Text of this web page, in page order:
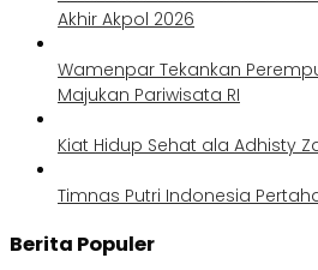
Akhir Akpol 2026
Wamenpar Tekankan
Majukan Pariwisata RI
Kiat Hidup Sehat ala Adhisty
Timnas Putri Indonesia
Berita Populer